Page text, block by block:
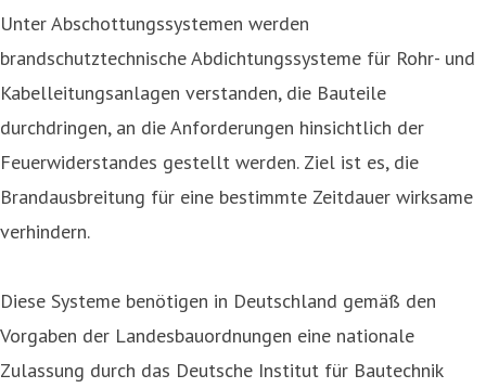
Unter Abschottungssystemen werden
brandschutztechnische Abdichtungssysteme für Rohr- und
Kabelleitungsanlagen verstanden, die Bauteile
durchdringen, an die Anforderungen hinsichtlich der
Feuerwiderstandes gestellt werden. Ziel ist es, die
Brandausbreitung für eine bestimmte Zeitdauer wirksame
verhindern.
Diese Systeme benötigen in Deutschland gemäß den
Vorgaben der Landesbauordnungen eine nationale
Zulassung durch das Deutsche Institut für Bautechnik